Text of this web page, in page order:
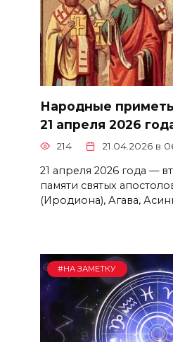
Народные
21 апреля 2026
214 21.04.2026 в
21 апреля 2026 года —
памяти святых
(Иродиона), Агава,
#НА ЗАМЕТКУ